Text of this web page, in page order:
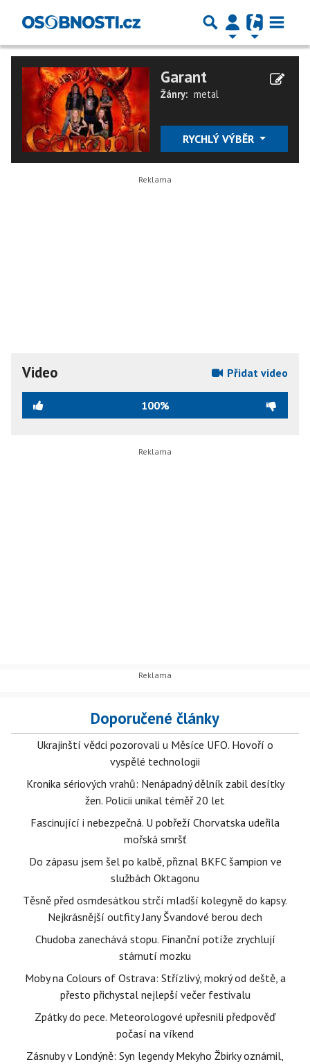
Garant
Žánry: metal
RYCHLÝ VÝBĚR
Video Přidat video
100%
Doporučené články
Ukrajinští vědci pozorovali u Měsíce UFO. Hovoří o
vyspělé technologii
Kronika sériových vrahů: Nenápadný dělník zabil desítky
žen. Policii unikal téměř 20 let
Fascinující i nebezpečná. U pobřeží Chorvatska udeřila
mořská smršť
Do zápasu jsem šel po kalbě, přiznal BKFC šampion ve
službách Oktagonu
Těsně před osmdesátkou strčí mladší kolegyně do kapsy.
Nejkrásnější outfity Jany Švandové berou dech
Chudoba zanechává stopu. Finanční potíže zrychlují
stárnutí mozku
Moby na Colours of Ostrava: Střízlivý, mokrý od deště, a
přesto přichystal nejlepší večer festivalu
Zpátky do pece. Meteorologové upřesnili předpověď
počasí na víkend
Zásnuby v Londýně: Syn legendy Mekyho Žbirky oznámil,